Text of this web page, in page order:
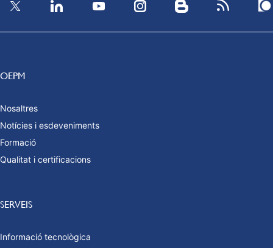
OEPM
Nosaltres
Notícies i esdeveniments
Formació
Qualitat i certificacions
SERVEIS
Informació tecnològica